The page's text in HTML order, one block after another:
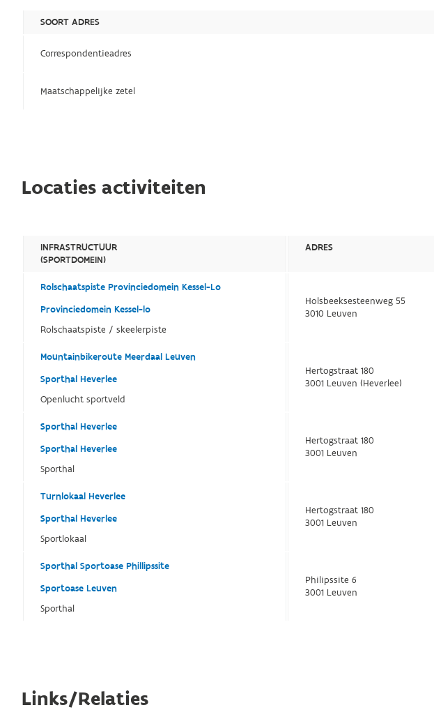
SOORT ADRES
Correspondentieadres
Maatschappelijke zetel
Locaties activiteiten
INFRASTRUCTUUR
(SPORTDOMEIN)
ADRES
Rolschaatspiste Provinciedomein Kessel-Lo
Provinciedomein Kessel-lo
Rolschaatspiste / skeelerpiste
Holsbeeksesteenweg 55
3010 Leuven
Mountainbikeroute Meerdaal Leuven
Sporthal Heverlee
Openlucht sportveld
Hertogstraat 180
3001 Leuven (Heverlee)
Sporthal Heverlee
Sporthal Heverlee
Sporthal
Hertogstraat 180
3001 Leuven
Turnlokaal Heverlee
Sporthal Heverlee
Sportlokaal
Hertogstraat 180
3001 Leuven
Sporthal Sportoase Phillipssite
Sportoase Leuven
Sporthal
Philipssite 6
3001 Leuven
Links/Relaties